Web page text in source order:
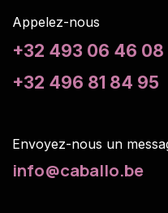
Appelez-nous
+32 493 06 46 08
+32 496 81 84 95
Envoyez-nous un m
info@caballo.be